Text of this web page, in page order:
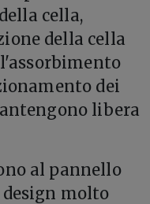
cella,
della cella
dei
libera
al pannello
molto